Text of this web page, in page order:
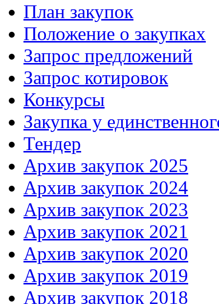
План закупок
Положение о закупках
Запрос предложений
Запрос котировок
Конкурсы
Закупка у
Тендер
Архив закупок 2025
Архив закупок 2024
Архив закупок 2023
Архив закупок 2021
Архив закупок 2020
Архив закупок 2019
Архив закупок 2018